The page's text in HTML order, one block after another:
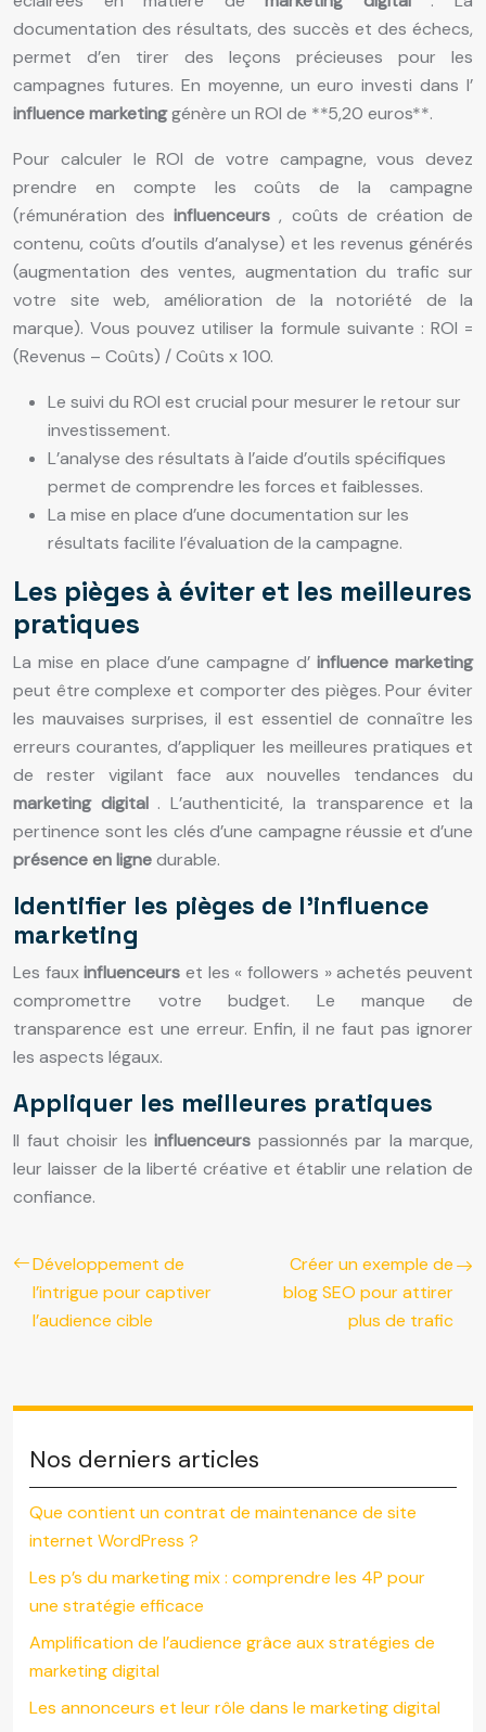
documentation des résultats, des succès et des échecs,
permet d’en tirer des leçons précieuses pour les
campagnes futures. En moyenne, un euro investi dans l’
influence marketinggénère un ROI de **5,20 euros**.
Pour calculer le ROI de votre campagne, vous devez
prendre en compte les coûts de la campagne
(rémunération desinfluenceurs, coûts de création de
contenu, coûts d’outils d’analyse) et les revenus générés
(augmentation des ventes, augmentation du trafic sur
votre site web, amélioration de la notoriété de la
marque). Vous pouvez utiliser la formule suivante : ROI =
(Revenus – Coûts) / Coûts x 100.
Le suivi du ROI est crucial pour mesurer le retour sur
investissement.
L’analyse des résultats à l’aide d’outils spécifiques
permet de comprendre les forces et faiblesses.
La mise en place d’une documentation sur les
résultats facilite l’évaluation de la campagne.
Les pièges à éviter et les meilleures
pratiques
La mise en place d’une campagne d’ influence marketing
peut être complexe et comporter des pièges. Pour éviter
les mauvaises surprises, il est essentiel de connaître les
erreurs courantes, d’appliquer les meilleures pratiques et
de rester vigilant face aux nouvelles tendances du
marketing digital . L’authenticité, la transparence et la
pertinence sont les clés d’une campagne réussie et d’une
présence en lignedurable.
Identifier les pièges de l’influence
marketing
Les fauxinfluenceurset les « followers » achetés peuvent
compromettre votre budget. Le manque de
transparence est une erreur. Enfin, il ne faut pas ignorer
les aspects légaux.
Appliquer les meilleures pratiques
Il faut choisir les influenceurs passionnés par la marque,
leur laisser de la liberté créative et établir une relation de
confiance.
Développement de
l’intrigue pour captiver
l’audience cible
Créer un exemple de
blog SEO pour attirer
plus de trafic
Nos derniers articles
Que contient un contrat de maintenance de site
internet WordPress ?
Les p’s du marketing mix : comprendre les 4P pour
une stratégie efficace
Amplification de l’audience grâce aux stratégies de
marketing digital
Les annonceurs et leur rôle dans le marketing digital